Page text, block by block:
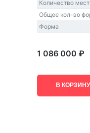
Количество
Общее кол-во
Форма
1 086 000 ₽
В КОРЗИНУ